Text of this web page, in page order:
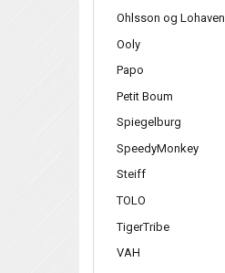
Ohlsson og Lohaven
Ooly
Papo
Petit Boum
Spiegelburg
SpeedyMonkey
Steiff
TOLO
TigerTribe
VAH